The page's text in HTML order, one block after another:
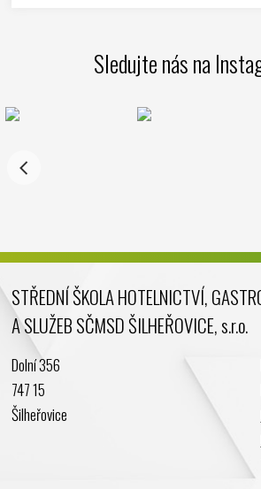
Leden 2025
Listopad 2024
Duben 2024
Březen 2024
Leden 2024
Listopad 2023
Sledujte nás na
STŘEDNÍ ŠKOLA HOTELNICTVÍ,
A SLUŽEB SČMSD ŠILHEŘOVICE, s.r.o.
Dolní 356
747 15
Šilheřovice